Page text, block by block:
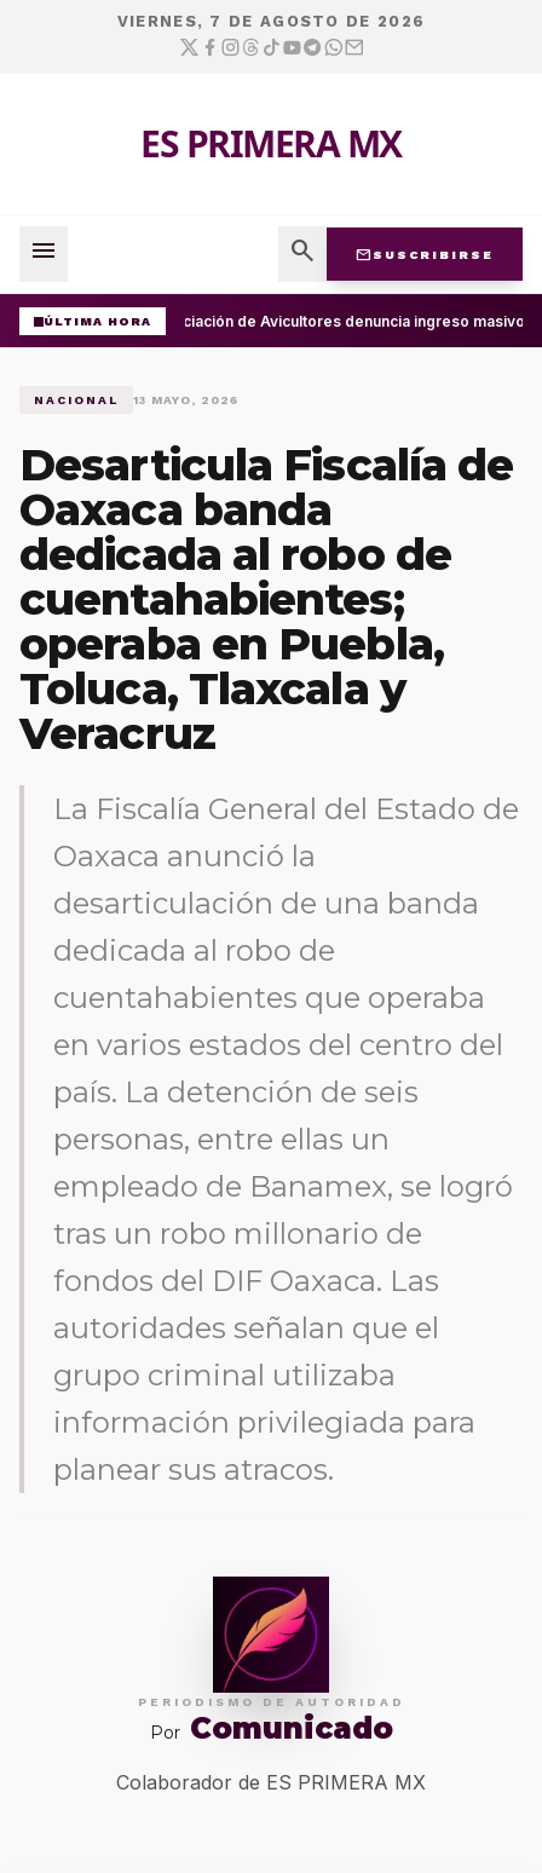
VIERNES, 7 DE AGOSTO DE 2026
ES PRIMERA MX
menu search mail SUSCRIBIRSE
ÚLTIMA HORAAsociación de Avicultores denuncia ingreso masivo
NACIONAL 13 MAYO, 2026
Desarticula Fiscalía de
Oaxaca banda
dedicada al robo de
cuentahabientes;
operaba en Puebla,
Toluca, Tlaxcala y
Veracruz
La Fiscalía General del Estado de
Oaxaca anunció la
desarticulación de una banda
dedicada al robo de
cuentahabientes que operaba
en varios estados del centro del
país. La detención de seis
personas, entre ellas un
empleado de Banamex, se logró
tras un robo millonario de
fondos del DIF Oaxaca. Las
autoridades señalan que el
grupo criminal utilizaba
información privilegiada para
planear sus atracos.
PERIODISMO DE AUTORIDAD
Por Comunicado
Colaborador de ES PRIMERA MX